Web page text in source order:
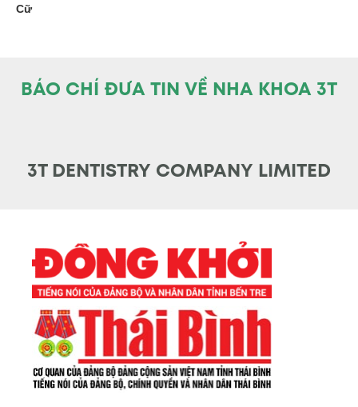
Cữ
BÁO CHÍ ĐƯA TIN VỀ NHA KHOA 3T
3T DENTISTRY COMPANY LIMITED